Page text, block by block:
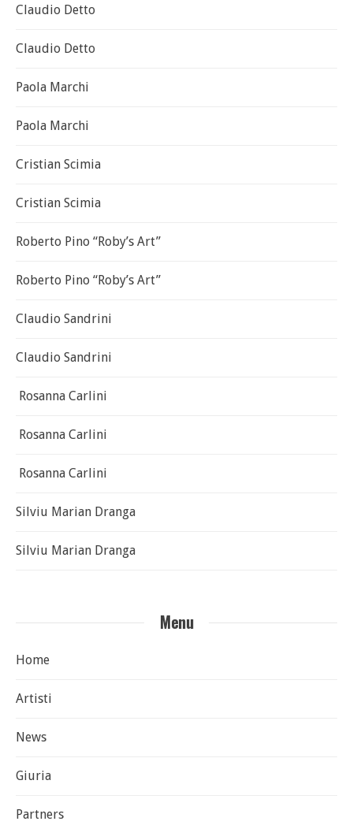
Claudio Detto
Claudio Detto
Paola Marchi
Paola Marchi
Cristian Scimia
Cristian Scimia
Roberto Pino “Roby’s Art”
Roberto Pino “Roby’s Art”
Claudio Sandrini
Claudio Sandrini
Rosanna Carlini
Rosanna Carlini
Rosanna Carlini
Silviu Marian Dranga
Silviu Marian Dranga
Menu
Home
Artisti
News
Giuria
Partners